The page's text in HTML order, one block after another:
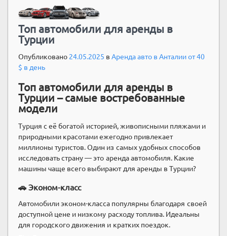
Топ автомобили для аренды в
Турции
Опубликовано 24.05.2025 в Аренда авто в Анталии от 40
$ в день
Топ автомобили для аренды в
Турции – самые востребованные
модели
Турция с её богатой историей, живописными пляжами и
природными красотами ежегодно привлекает
миллионы туристов. Один из самых удобных способов
исследовать страну — это аренда автомобиля. Какие
машины чаще всего выбирают для аренды в Турции?
🚗 Эконом-класс
Автомобили эконом-класса популярны благодаря своей
доступной цене и низкому расходу топлива. Идеальны
для городского движения и кратких поездок.